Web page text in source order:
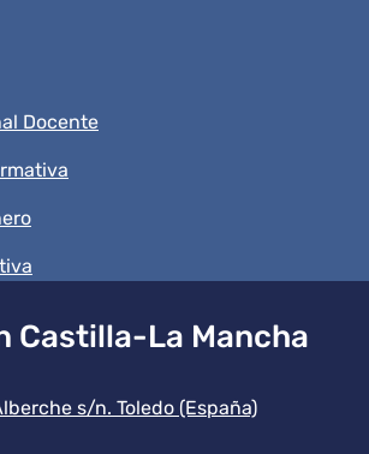
Docente
Castilla-La Mancha
de la institución
s/n. Toledo (España)